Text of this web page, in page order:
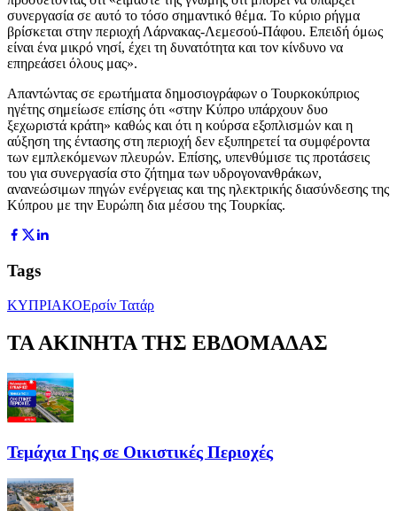
συνεργασία σε αυτό το τόσο σημαντικό θέμα. Το κύριο ρήγμα
βρίσκεται στην περιοχή Λάρνακας-Λεμεσού-Πάφου. Επειδή όμως
είναι ένα μικρό νησί, έχει τη δυνατότητα και τον κίνδυνο να
επηρεάσει όλους μας».
Απαντώντας σε ερωτήματα δημοσιογράφων ο Τουρκοκύπριος
ηγέτης σημείωσε επίσης ότι «στην Κύπρο υπάρχουν δυο
ξεχωριστά κράτη» καθώς και ότι η κούρσα εξοπλισμών και η
αύξηση της έντασης στη περιοχή δεν εξυπηρετεί τα συμφέροντα
των εμπλεκόμενων πλευρών. Επίσης, υπενθύμισε τις προτάσεις
του για συνεργασία στο ζήτημα των υδρογονανθράκων,
ανανεώσιμων πηγών ενέργειας και της ηλεκτρικής διασύνδεσης της
Κύπρου με την Ευρώπη δια μέσου της Τουρκίας.
Tags
ΚΥΠΡΙΑΚΟΕρσίν Τατάρ
ΤΑ ΑΚΙΝΗΤΑ ΤΗΣ ΕΒΔΟΜΑΔΑΣ
Τεμάχια Γης σε Οικιστικές Περιοχές